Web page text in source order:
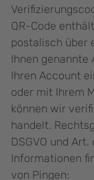
QR-Code
postalisch über
Ihnen genannte
Ihren Account
oder mit Ihrem
können wir
handelt.
DSGVO und Art.
Informationen
von Pingen: